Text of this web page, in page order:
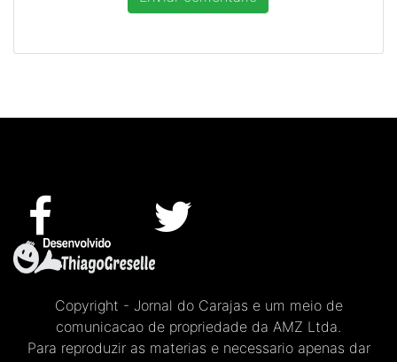
Copyright - Jornal do Carajas e um meio de
comunicacao de propriedade da AMZ Ltda.
Para reproduzir as materias e necessario apenas dar